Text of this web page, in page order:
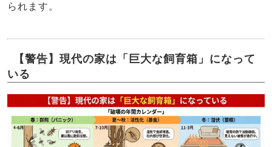
られます。
【警告】現代の家は「巨大な飼育箱」になって
いる